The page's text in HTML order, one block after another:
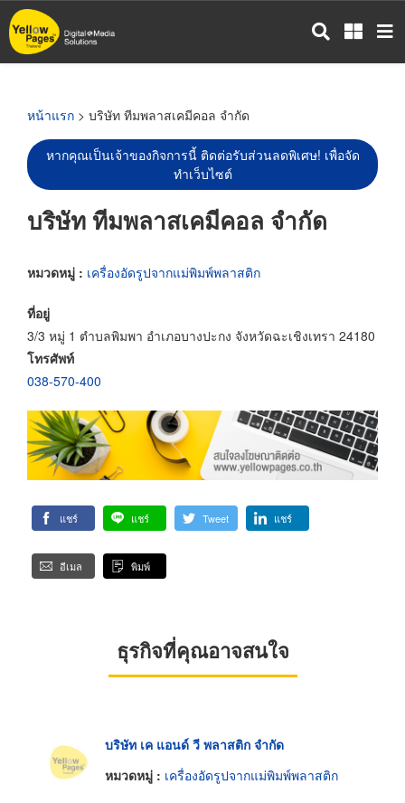
ข้าม
ไป
หน้าแรก > บริษัท ทีมพลาสเคมีคอล จำกัด
หากคุณเป็นเจ้าของกิจการนี้ ติดต่อรับส่วนลดพิเศษ! เพื่อจัด
ทำเว็บไซต์
บริษัท ทีมพลาสเคมีคอล จำกัด
หมวดหมู่ : เครื่องอัดรูปจากแม่พิมพ์พลาสติก
ที่อยู่
3/3 หมู่ 1 ตำบลพิมพา อำเภอบางปะกง จังหวัดฉะเชิงเทรา 24180
โทรศัพท์
038-570-400
แชร์ แชร์ Tweet แชร์
อีเมล พิมพ์
ธุรกิจที่คุณอาจสนใจ
บริษัท เค แอนด์ วี พลาสติก จำกัด
หมวดหมู่ : เครื่องอัดรูปจากแม่พิมพ์พลาสติก